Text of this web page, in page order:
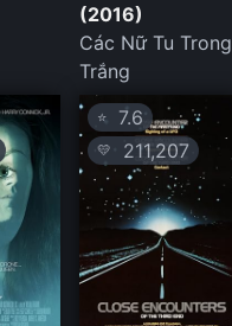
(2016)
Các Nữ Tu Trong
Trắng
⭐7.6
💛 211,207